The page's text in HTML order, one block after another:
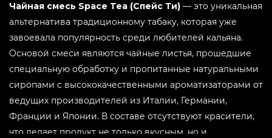
Чайная смесь Space Tea (Спейс Ти) — это уникальная
альтернатива традиционному табаку, которая уже
завоевала популярность среди любителей кальяна.
Основой смеси являются чайные листья, прошедшие
специальную обработку и пропитанные натуральными
сиропами с высококачественными ароматизаторами от
ведущих производителей из Италии, Германии,
Франции и Японии. В составе отсутствуют красители,
что делает продукт не только вкусным, но и